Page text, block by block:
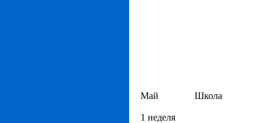
Май
1 неделя
Школа